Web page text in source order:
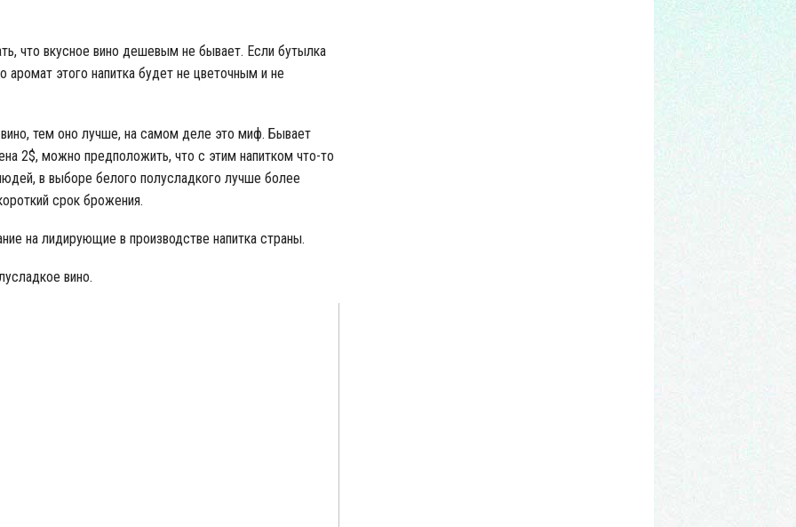
что вкусное вино дешевым не бывает. Если бутылка
аромат этого напитка будет не цветочным и не
тем оно лучше, на самом деле это миф. Бывает
2$, можно предположить, что с этим напитком что-то
в выборе белого полусладкого лучше более
срок брожения.
на лидирующие в производстве напитка страны.
вино.